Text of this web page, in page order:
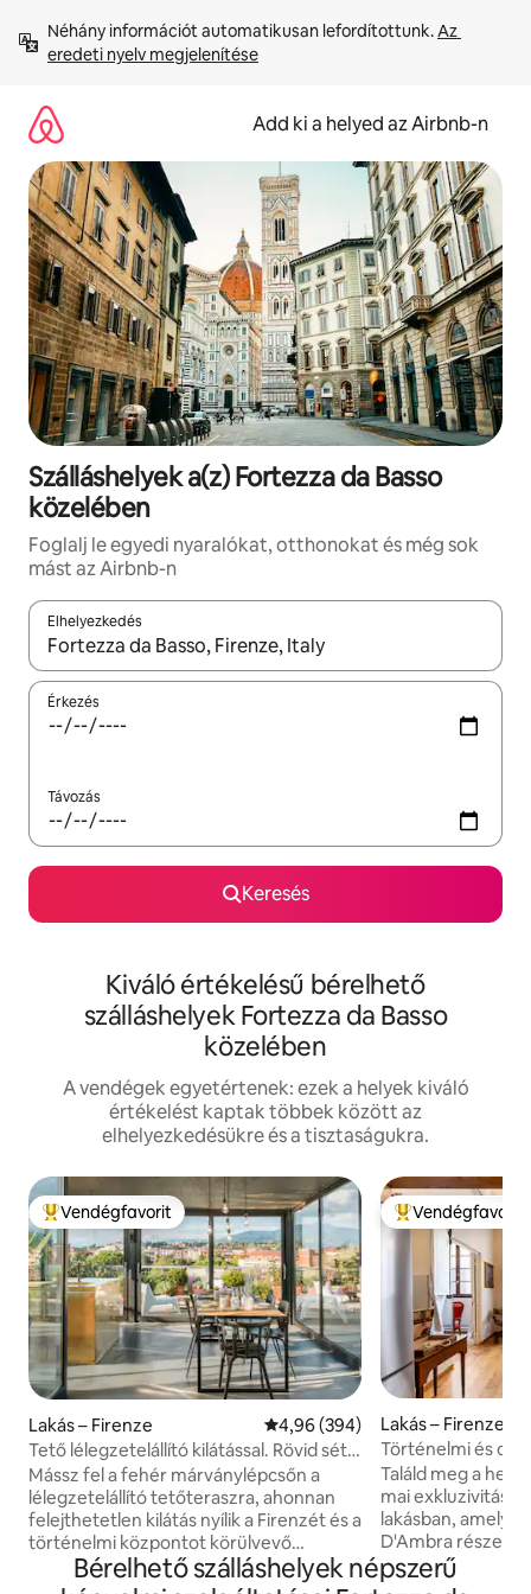
tartalomra
Néhány információt automatikusan lefordítottunk. Az
eredeti nyelv megjelenítése
Add ki a helyed az Airbnb-n
Szálláshelyek a(z) Fortezza da Basso
közelében
Foglalj le egyedi nyaralókat, otthonokat és még sok
mást az Airbnb-n
Elhelyezkedés
Az eredmények között a felfelé és a lefelé nyíllal
Érkezés
Távozás
Keresés
Kiváló értékelésű bérelhető
szálláshelyek Fortezza da Basso
közelében
A vendégek egyetértenek: ezek a helyek kiváló
értékelést kaptak többek között az
elhelyezkedésükre és a tisztaságukra.
Kiemelt vendégfavorit
Vendégfavorit
Lakás – Firenze Átlagos értékelés: 5/4,96, 394
4,96 (394)
Tető lélegzetelállító kilátással. Rövid séta
a Duomóig.
Mássz fel a fehér márványlépcsőn a
lélegzetelállító tetőteraszra, ahonnan
felejthetetlen kilátás nyílik a Firenzét és a
történelmi központot körülvevő
dombokra. Ezt a lakást nemrég újították
fel, különböző építészeti és dizájnokat
Kiemelt
Vendégfavorit
Lakás – Firenze
Történelmi és
közelében
Találd meg a
mai exkluzivitás
lakásban, amely
D'Ambra része.
felszerelve
dekorációkat és
Bérelhető szálláshelyek népszerű